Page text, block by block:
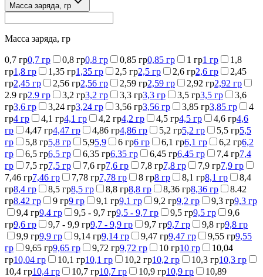
Масса заряда, гр
Масса заряда, гр
0,7 гр0,7 гр 0,8 гр0,8 гр 0,85 гр0,85 гр 1 гр1 гр
1,8
гр1,8 гр 1,35 гр1,35 гр 2,5 гр2,5 гр 2,6 гр2,6 гр
2,45
гр2,45 гр 2,56 гр2,56 гр 2,59 гр2,59 гр 2,92 гр2,92 гр
2.9 гр2.9 гр 3,2 гр3,2 гр 3,3 гр3,3 гр 3,5 гр3,5 гр
3,6
гр3,6 гр 3,24 гр3,24 гр 3,56 гр3,56 гр 3,85 гр3,85 гр
4
гр4 гр 4,1 гр4,1 гр 4,2 гр4,2 гр 4,5 гр4,5 гр 4,6 гр4,6
гр
4,47 гр4,47 гр 4,86 гр4,86 гр 5,2 гр5,2 гр 5,5 гр5,5
гр
5,8 гр5,8 гр 5,95,9 6 гр6 гр 6,1 гр6,1 гр 6,2 гр6,2
гр
6,5 гр6,5 гр 6,35 гр6,35 гр 6,45 гр6,45 гр 7,4 гр7,4
гр
7,5 гр7,5 гр 7,6 гр7,6 гр 7,8 гр7,8 гр 7,9 гр7,9 гр
7,46 гр7,46 гр 7,78 гр7,78 гр 8 гр8 гр 8,1 гр8,1 гр
8,4
гр8,4 гр 8,5 гр8,5 гр 8,8 гр8,8 гр 8,36 гр8,36 гр
8.42
гр8.42 гр 9 гр9 гр 9,1 гр9,1 гр 9,2 гр9,2 гр 9,3 гр9,3 гр
9,4 гр9,4 гр 9,5 - 9,7 гр9,5 - 9,7 гр 9,5 гр9,5 гр
9,6
гр9,6 гр 9,7 - 9,9 гр9,7 - 9,9 гр 9,7 гр9,7 гр 9,8 гр9,8 гр
9,9 гр9,9 гр 9,14 гр9,14 гр 9,47 гр9,47 гр 9,55 гр9,55
гр
9,65 гр9,65 гр 9,72 гр9,72 гр 10 гр10 гр
10,04
гр10,04 гр 10,1 гр10,1 гр 10,2 гр10,2 гр 10,3 гр10,3 гр
10,4 гр10,4 гр 10,7 гр10,7 гр 10,9 гр10,9 гр
10,89